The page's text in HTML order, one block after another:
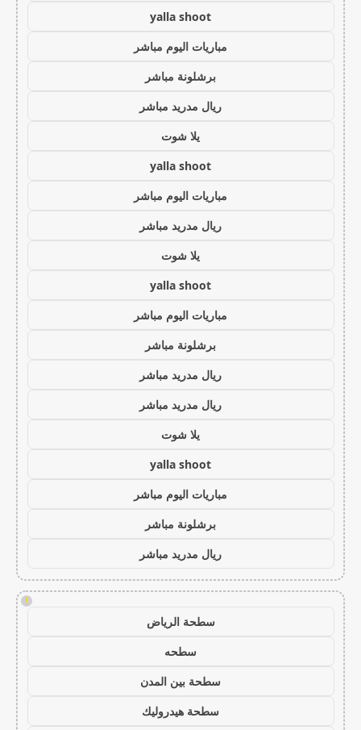
yalla shoot
مباريات اليوم مباشر
برشلونة مباشر
ريال مدريد مباشر
يلا شوت
yalla shoot
مباريات اليوم مباشر
ريال مدريد مباشر
يلا شوت
yalla shoot
مباريات اليوم مباشر
برشلونة مباشر
ريال مدريد مباشر
ريال مدريد مباشر
يلا شوت
yalla shoot
مباريات اليوم مباشر
برشلونة مباشر
ريال مدريد مباشر
!
سطحة الرياض
سطحه
سطحة بين المدن
سطحة هيدروليك